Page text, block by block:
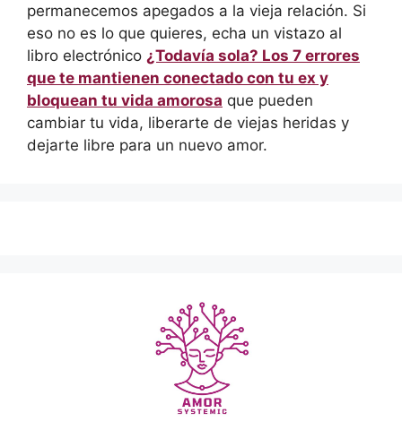
permanecemos apegados a la vieja relación. Si
eso no es lo que quieres, echa un vistazo al
libro electrónico ¿Todavía sola? Los 7 errores
que te mantienen conectado con tu ex y
bloquean tu vida amorosa que pueden
cambiar tu vida, liberarte de viejas heridas y
dejarte libre para un nuevo amor.